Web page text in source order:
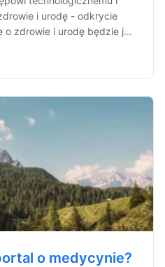
i urodę - odkrycie
o zdrowie i urodę będzie j...
o medycynie?